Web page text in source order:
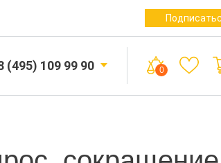
(495) 109 99 90 0